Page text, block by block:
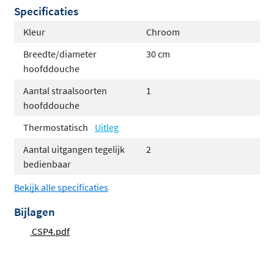
een luxe douche-ervaring.
temperatuur
Inclusief 3-standen handdouche of satin spray
Compleet met glijstang of wandhouder
Hoogwaardig messing met duurzame afwerking
Verkrijgbaar in meerdere kleuren
Kies je ideale douchebeleving
helemaal naar wens samen te stellen. Je kunt kiezen uit
hoofddouches van 20, 25 of 30 centimeter
Specificaties
Kleur
Chroom
Breedte/diameter
hoofddouche
30 cm
Aantal straalsoorten
hoofddouche
1
Thermostatisch
Uitleg
Aantal uitgangen tegelijk
bedienbaar
2
Bekijk alle specificaties
Bijlagen
CSP4.pdf